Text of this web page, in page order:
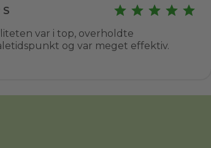
S
var i top, overholdte
og var meget effektiv.